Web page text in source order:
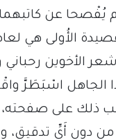
لم يُفْصحا عن
الأُولى هي
الأخوين رحباني
الجاهل اسْبَطَرَّ
ذلك على
دون أَيِّ تدقيق،